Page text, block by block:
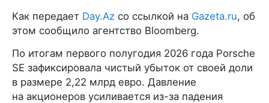
Как передает Day.Az со ссылкой на Gazeta.ru, об
этом сообщило агентство Bloomberg.
По итогам первого полугодия 2026 года Porsche
SE зафиксировала чистый убыток от своей доли
в размере 2,22 млрд евро. Давление
на акционеров усиливается из-за падения